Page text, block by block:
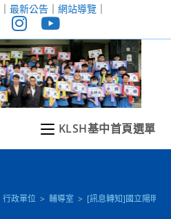
｜ 最新公告｜ 網站導覽｜
KLSH基中首頁選單
行政單位 > 輔導室 > [訊息轉知]國立陽明交